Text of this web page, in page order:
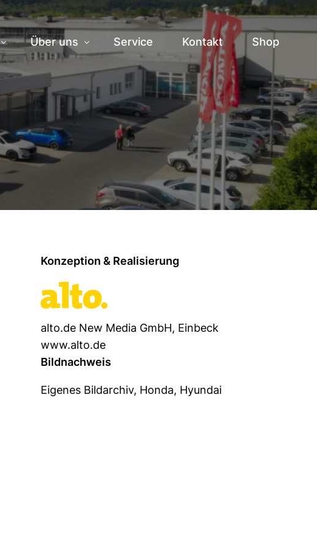
Über uns
Team
Veranstaltungen
Service Kontakt Shop
Konzeption & Realisierung
alto.de New Media GmbH, Einbeck
www.alto.de
Bildnachweis
Eigenes Bildarchiv, Honda, Hyundai